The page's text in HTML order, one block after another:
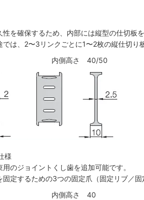
を確保するため、内部には縦型の仕切板
は、2〜3リンクごとに1〜2枚の縦仕切
内側高さ 40/50
様
のジョイントくし歯を追加可能です。
固定するための3つの固定爪（固定リブ／
内側高さ 40